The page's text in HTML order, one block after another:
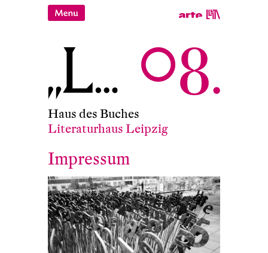
Haus des Buches
Literaturhaus Leipzig
Impressum